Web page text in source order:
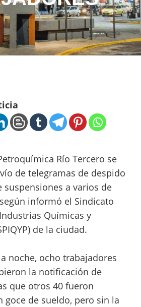
Río Tercero se
de telegramas de despido
suspensiones a varios de
informó el Sindicato
Químicas y
de la ciudad.
noche, ocho trabajadores
la notificación de
que otros 40 fueron
goce de sueldo, pero sin la